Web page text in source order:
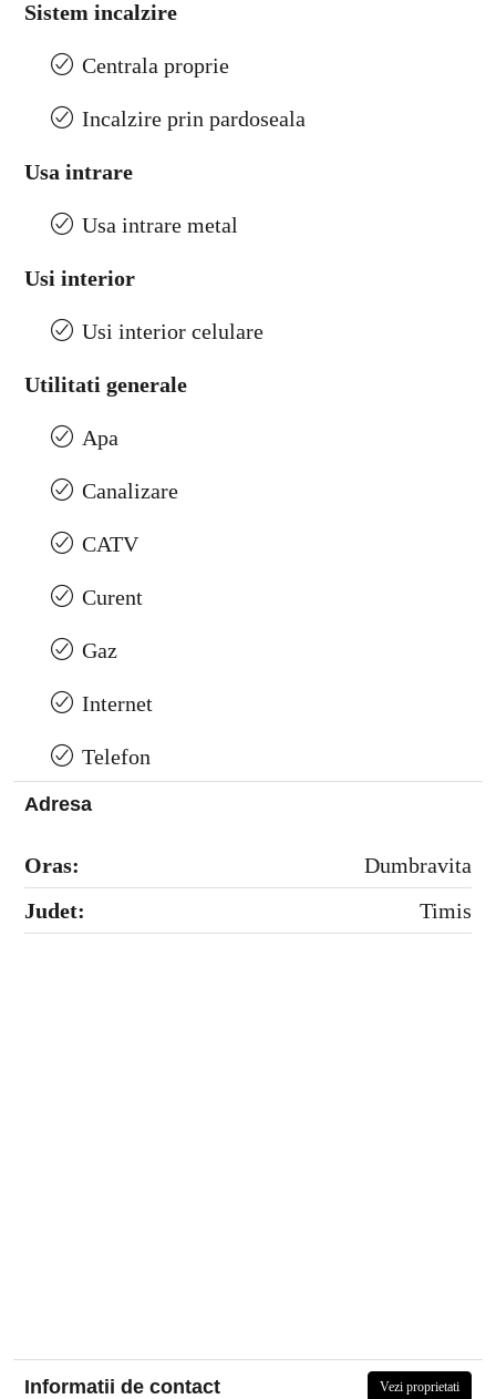
Sistem incalzire
Centrala proprie
Incalzire prin pardoseala
Usa intrare
Usa intrare metal
Usi interior
Usi interior celulare
Utilitati generale
Apa
Canalizare
CATV
Curent
Gaz
Internet
Telefon
Adresa
Oras:
Dumbravita
Judet:
Timis
Informatii de contact Vezi proprietati